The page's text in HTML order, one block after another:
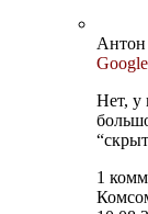
Антон
Google
Нет, у
1